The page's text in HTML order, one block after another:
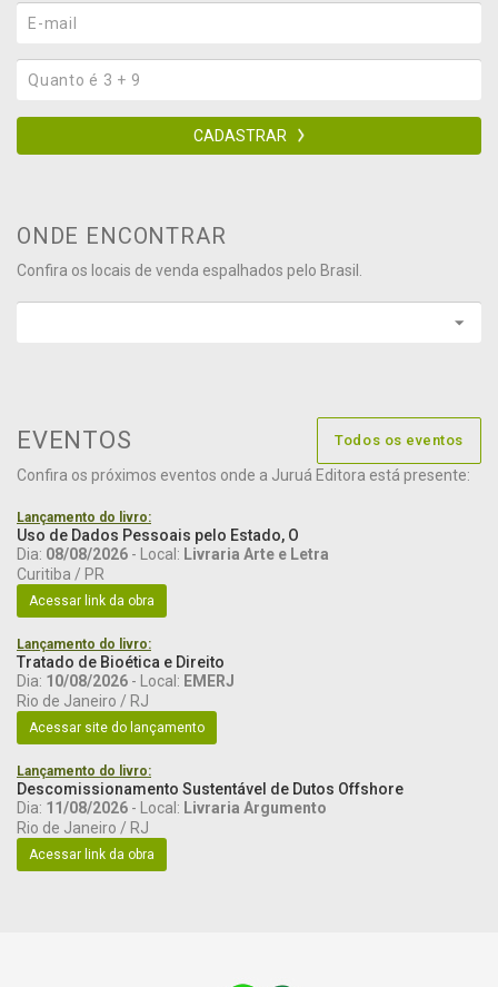
CADASTRAR
ONDE ENCONTRAR
Confira os locais de venda espalhados pelo Brasil.
EVENTOS Todos os eventos
Confira os próximos eventos onde a Juruá Editora está presente:
Lançamento do livro:
Uso de Dados Pessoais pelo Estado, O
Dia: 08/08/2026 - Local: Livraria Arte e Letra
Curitiba / PR
Acessar link da obra
Lançamento do livro:
Tratado de Bioética e Direito
Dia: 10/08/2026 - Local: EMERJ
Rio de Janeiro / RJ
Acessar site do lançamento
Lançamento do livro:
Descomissionamento Sustentável de Dutos Offshore
Dia: 11/08/2026 - Local: Livraria Argumento
Rio de Janeiro / RJ
Acessar link da obra